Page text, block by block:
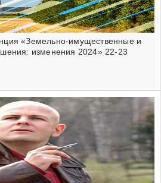
«Земельно-имущественные и
изменения 2024» 22-23